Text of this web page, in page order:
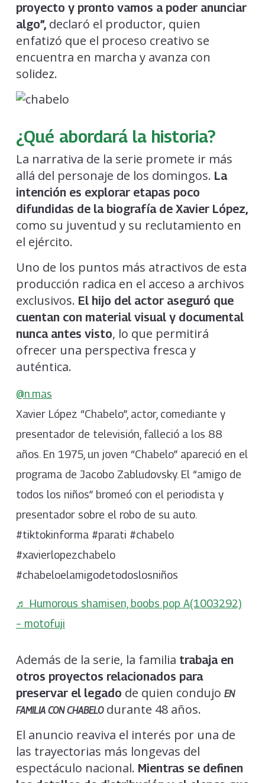
proyecto y pronto vamos a poder anunciar
algo”,declaró el productor, quien
enfatizó que el proceso creativo se
encuentra en marcha y avanza con
solidez.
¿Qué abordará la historia?
La narrativa de la serie promete ir más
allá del personaje de los domingos. La
intención es explorar etapas poco
difundidas de la biografía de Xavier López,
como su juventud y su reclutamiento en
el ejército.
Uno de los puntos más atractivos de esta
producción radica en el acceso a archivos
exclusivos. El hijo del actor aseguró que
cuentan con material visual y documental
nunca antes visto, lo que permitirá
ofrecer una perspectiva fresca y
auténtica.
@n.mas
Xavier López “Chabelo”, actor, comediante y
presentador de televisión, falleció a los 88
años. En 1975, un joven “Chabelo” apareció en el
programa de Jacobo Zabludovsky. El “amigo de
todos los niños” bromeó con el periodista y
presentador sobre el robo de su auto.
#tiktokinforma #parati #chabelo
#xavierlopezchabelo
#chabeloelamigodetodoslosniños
♬ Humorous shamisen, boobs pop A(1003292)
– motofuji
Además de la serie, la familia trabaja en
otros proyectos relacionados para
preservar el legado de quien condujo EN
FAMILIA CON CHABELOdurante 48 años.
El anuncio reaviva el interés por una de
las trayectorias más longevas del
espectáculo nacional. Mientras se definen